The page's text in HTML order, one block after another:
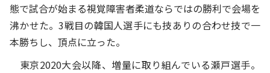
態で試合が始まる視覚障害者柔道ならではの勝利で会場を
沸かせた。3戦目の韓国人選手にも技ありの合わせ技で一
本勝ちし、頂点に立った。
東京2020大会以降、増量に取り組んでいる瀬戸選手。